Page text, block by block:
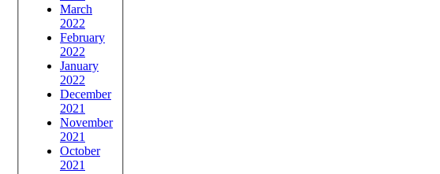
March
2022
February
2022
January
2022
December
2021
November
2021
October
2021